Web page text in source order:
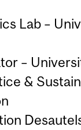
Lab –
–
&